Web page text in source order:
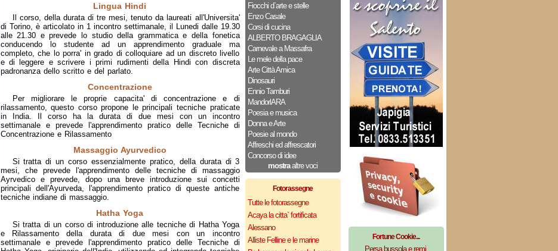
Fiocchi d`arte e stelle
Enzo Casale
Corsi di cucina
ALBERTO BRAGAGLIA
Carnevale a Massafra
Le mele della pace
Arte Città Amica
Dinosauri
Ennio Tamburi
MandorlARA
Poesia e musica
Donna e Arte
Poesie al mondo
Affreschi ed affrescatori
Concorso di idee
mostraaltre voci
Fotorassegne
Tutte le fotorassegne
Acaya la citta` fortificata
Alessano
Alliste Felline e le marine
Lingua Hindi
Il corso, della durata di tre mesi, tenuto da laureati all'Universita'
di Torino, è articolato in 1 incontro settimanale, il Lunedi dalle 19.30
alle 21.30 e prevede lo studio della grammatica e della fonetica
conducendo lo studente ad un apprendimento graduale ma
completo, che lo porra' in grado di colloquiare ad un discreto livello
e di leggere e scrivere i primi rudimenti della Hindi con discreta
padronanza dello scritto e del parlato.
Concentrazione
Per migliorare le proprie capacita' di concentrazione e di
rilassamento, questo corso propone le principali tecniche praticate
in India. Il corso ha la durata di due mesi con un incontro
settimanale e prevede l'apprendimento pratico delle Tecniche di
Concentrazione e Rilassamento
Massaggio Ayurvedico
Si tratta di un corso essenzialmente pratico, della durata di 3
mesi, che prevede l'apprendimento delle tecniche di massaggio
Ayrvedico e prevede, dopo una breve introduzione sui concetti
principali dell'Ayurveda, l'apprendimento pratico di queste antiche
tecniche indiane di massaggio.
Hatha Yoga
Si tratta di un corso di introduzione alle tecniche di Hatha Yoga
e Rilassamento della durata di due mesi con un incontro
settimanale e prevede l'apprendimento pratico delle Tecniche di
Fortune Cookie...
Persa bussola e remi,